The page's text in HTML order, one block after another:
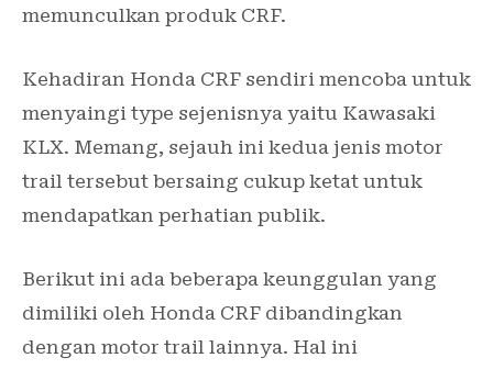
memunculkan produk CRF.
Kehadiran Honda CRF sendiri mencoba untuk
menyaingi type sejenisnya yaitu Kawasaki
KLX. Memang, sejauh ini kedua jenis motor
trail tersebut bersaing cukup ketat untuk
mendapatkan perhatian publik.
Berikut ini ada beberapa keunggulan yang
dimiliki oleh Honda CRF dibandingkan
dengan motor trail lainnya. Hal ini